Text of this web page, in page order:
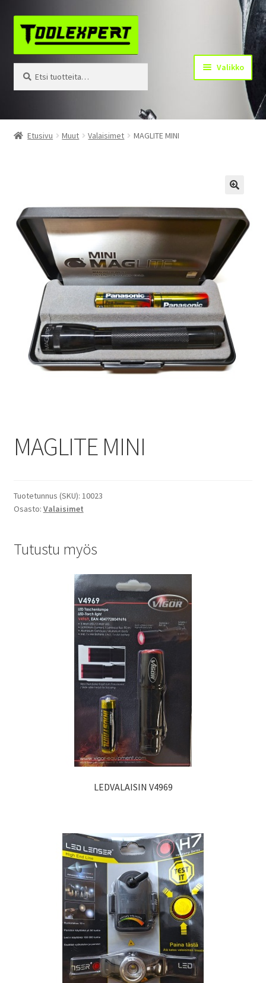
Siirry
navigointiin
Siirry
sisältöön
Valikko
Tuotteet
Etusivu Muut Valaisimet MAGLITE MINI
MAGLITE MINI
Tuotetunnus (SKU): 10023
Osasto: Valaisimet
Tutustu myös
LEDVALAISIN V4969